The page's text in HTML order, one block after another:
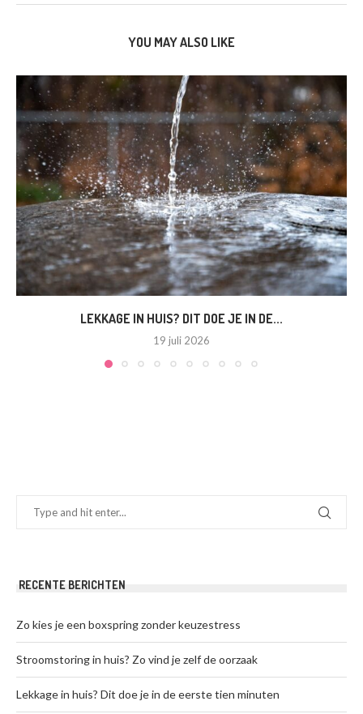
YOU MAY ALSO LIKE
LEKKAGE IN HUIS? DIT DOE JE IN DE...
19 juli 2026
RECENTE BERICHTEN
Zo kies je een boxspring zonder keuzestress
Stroomstoring in huis? Zo vind je zelf de oorzaak
Lekkage in huis? Dit doe je in de eerste tien minuten